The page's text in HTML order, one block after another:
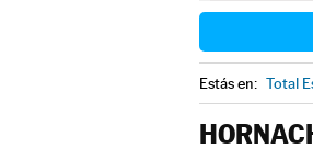
Estás en: Total